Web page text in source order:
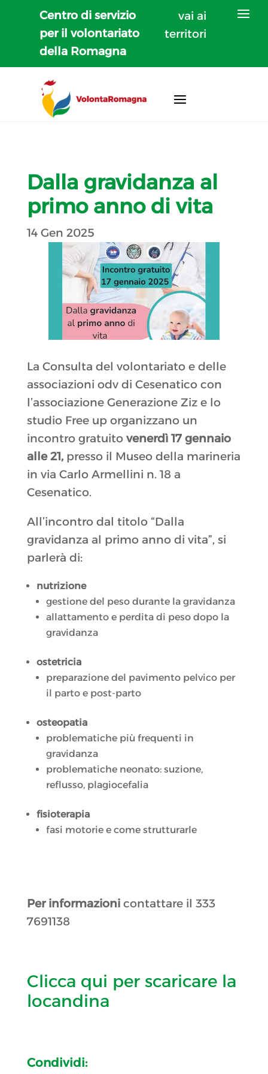
Centro di servizio
per il volontariato
della Romagna
vai ai
territori
Dalla gravidanza al
primo anno di vita
14 Gen 2025
La Consulta del volontariato e delle
associazioni odv di Cesenatico con
l’associazione Generazione Ziz e lo
studio Free up organizzano un
incontro gratuito venerdì 17 gennaio
alle 21, presso il Museo della marineria
in via Carlo Armellini n. 18 a
Cesenatico.
All’incontro dal titolo “Dalla
gravidanza al primo anno di vita”, si
parlerà di:
nutrizione
gestione del peso durante la gravidanza
allattamento e perdita di peso dopo la
gravidanza
ostetricia
preparazione del pavimento pelvico per
il parto e post-parto
osteopatia
problematiche più frequenti in
gravidanza
problematiche neonato: suzione,
reflusso, plagiocefalia
fisioterapia
fasi motorie e come strutturarle
Per informazionicontattare il 333
7691138
Clicca qui per scaricare la
locandina
Condividi: